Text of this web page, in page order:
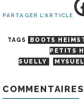
PARTAGER L'ARTICLE
TAGS BOOTS
PETITS
SUELLY
COMMENTAIRES